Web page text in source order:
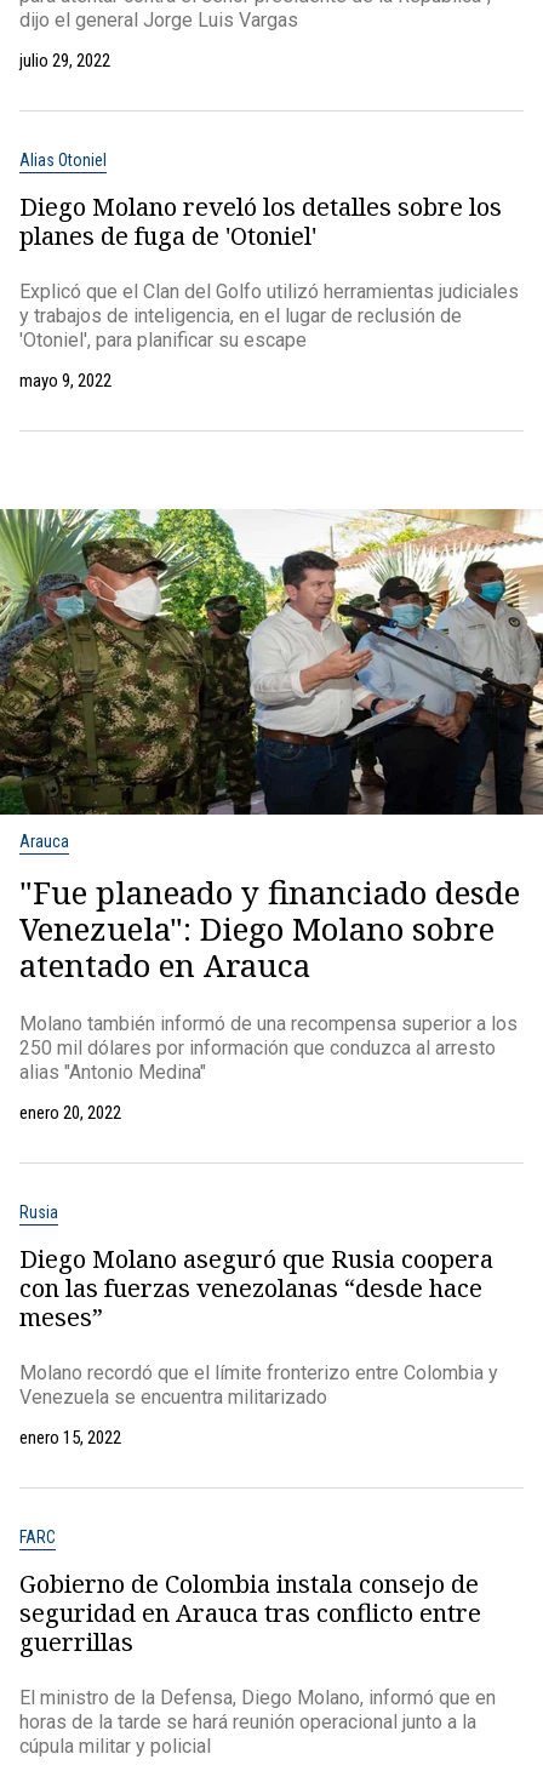
dijo el general Jorge Luis Vargas
julio 29, 2022
Alias Otoniel
Diego Molano reveló los detalles sobre los
planes de fuga de 'Otoniel'
Explicó que el Clan del Golfo utilizó herramientas judiciales
y trabajos de inteligencia, en el lugar de reclusión de
'Otoniel', para planificar su escape
mayo 9, 2022
Arauca
"Fue planeado y financiado desde
Venezuela": Diego Molano sobre
atentado en Arauca
Molano también informó de una recompensa superior a los
250 mil dólares por información que conduzca al arresto
alias "Antonio Medina"
enero 20, 2022
Rusia
Diego Molano aseguró que Rusia coopera
con las fuerzas venezolanas “desde hace
meses”
Molano recordó que el límite fronterizo entre Colombia y
Venezuela se encuentra militarizado
enero 15, 2022
FARC
Gobierno de Colombia instala consejo de
seguridad en Arauca tras conflicto entre
guerrillas
El ministro de la Defensa, Diego Molano, informó que en
horas de la tarde se hará reunión operacional junto a la
cúpula militar y policial